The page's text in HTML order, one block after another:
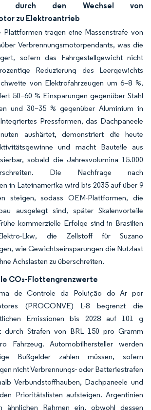
durch den Wechsel von
zu Elektroantrieb
Plattformen tragen eine Massenstrafe von
Verbrennungsmotorpendants, was die
sofern das Fahrgestellgewicht nicht
Reduzierung des Leergewichts
von Elektrofahrzeugen um 6–8 %,
50–60 % Einsparungen gegenüber Stahl
und 30–35 % gegenüber Aluminium in
Pressformen, das Dachpaneele
aushärtet, demonstriert die heute
und macht Bauteile aus
sobald die Jahresvolumina 15.000
Die Nachfrage nach
in Lateinamerika wird bis 2035 auf über 9
steigen, sodass OEM-Plattformen, die
ausgelegt sind, später Skalenvorteile
kommerzielle Erfolge sind in Brasilien
Lkw, die Zellstoff für Suzano
wie Gewichtseinsparungen die Nutzlast
Achslasten zu überschreiten.
CO₂-Flottengrenzwerte
de Controle da Poluição do Ar por
(PROCONVE) L-8 begrenzt die
Emissionen bis 2028 auf 101 g
durch Strafen von BRL 150 pro Gramm
Fahrzeug. Automobilhersteller werden
Bußgelder zahlen müssen, sofern
nicht Verbrennungs- oder Batteriestrafen
Verbundstoffhauben, Dachpaneele und
Prioritätslisten aufsteigen. Argentinien
ähnlichen Rahmen ein, obwohl dessen